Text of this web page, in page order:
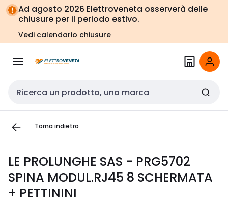
Vai alla
navigazione
Vai
alla
pagina
Ad agosto 2026 Elettroveneta osserverà delle
chiusure per il periodo estivo.
Vedi calendario chiusure
Cerca input
Torna indietro
LE PROLUNGHE SAS - PRG5702
SPINA MODUL.RJ45 8 SCHERMATA
+ PETTININI